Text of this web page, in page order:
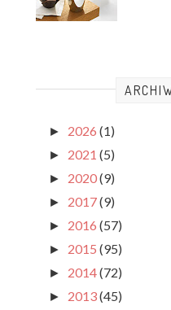
► 2026 (1)
► 2021 (5)
► 2020(9)
► 2017(9)
► 2016 (57)
► 2015 (95)
► 2014(72)
► 2013(45)